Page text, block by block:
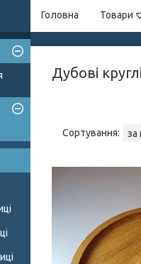
Головна Товари
Дубові